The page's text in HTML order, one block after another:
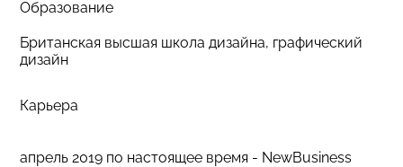
Образование
Британская высшая школа дизайна, графический
дизайн
Карьера
апрель 2019 по настоящее время - NewBusiness